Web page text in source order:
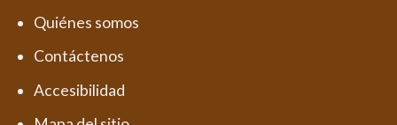
Quiénes somos
Contáctenos
Accesibilidad